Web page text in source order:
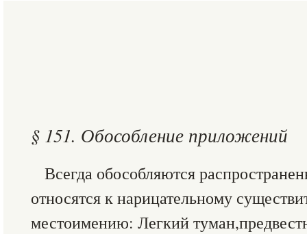
§ 151. Обособление приложений
Всегда обособляются
относятся к нарицательному
местоимению: Легкий